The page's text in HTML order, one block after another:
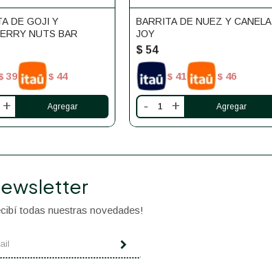
DE GOJI Y
NUTS BAR
39 $ 44
+
BARRITA DE NUEZ Y CANELA
JOY
$ 54
$ 41 $ 46
- +
todas nuestras novedades!